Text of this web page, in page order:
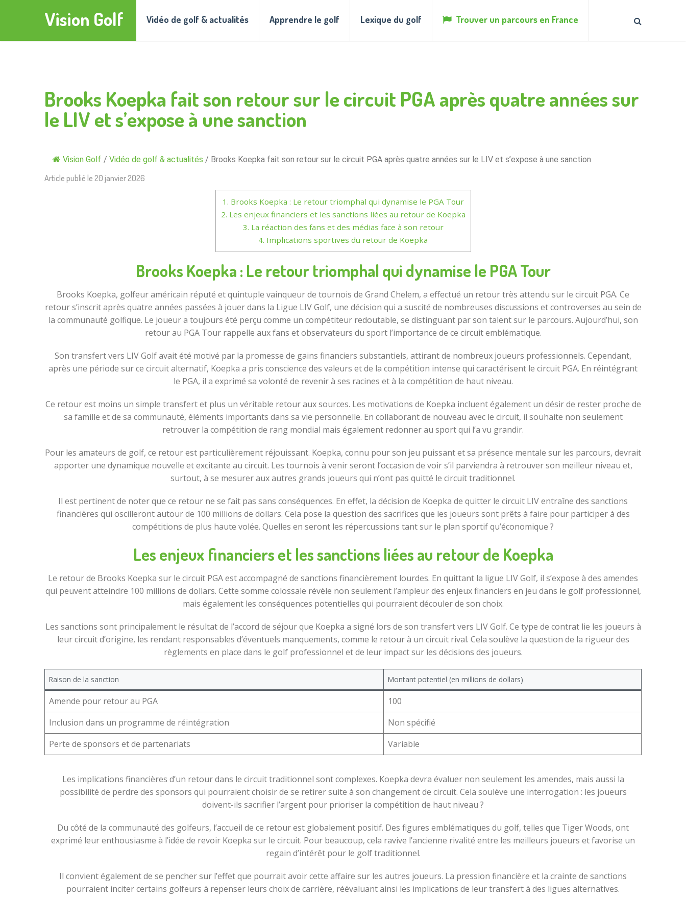
Vision Golf Vidéo de golf & actualités Apprendre le golf Lexique du golf Trouver un parcours en France
Brooks Koepka fait son retour sur le circuit PGA après quatre années sur
le LIV et s’expose à une sanction
Vision Golf / Vidéo de golf & actualités / Brooks Koepka fait son retour sur le circuit PGA après quatre années sur le LIV et s’expose à une sanction
Article publié le 20 janvier 2026
1. Brooks Koepka : Le retour triomphal qui dynamise le PGA Tour
2. Les enjeux financiers et les sanctions liées au retour de Koepka
3. La réaction des fans et des médias face à son retour
4. Implications sportives du retour de Koepka
Brooks Koepka : Le retour triomphal qui dynamise le PGA Tour
Brooks Koepka, golfeur américain réputé et quintuple vainqueur de tournois de Grand Chelem, a effectué un retour très attendu sur le circuit PGA. Ce
retour s’inscrit après quatre années passées à jouer dans la Ligue LIV Golf, une décision qui a suscité de nombreuses discussions et controverses au sein de
la communauté golfique. Le joueur a toujours été perçu comme un compétiteur redoutable, se distinguant par son talent sur le parcours. Aujourd’hui, son
retour au PGA Tour rappelle aux fans et observateurs du sport l’importance de ce circuit emblématique.
Son transfert vers LIV Golf avait été motivé par la promesse de gains financiers substantiels, attirant de nombreux joueurs professionnels. Cependant,
après une période sur ce circuit alternatif, Koepka a pris conscience des valeurs et de la compétition intense qui caractérisent le circuit PGA. En réintégrant
le PGA, il a exprimé sa volonté de revenir à ses racines et à la compétition de haut niveau.
Ce retour est moins un simple transfert et plus un véritable retour aux sources. Les motivations de Koepka incluent également un désir de rester proche de
sa famille et de sa communauté, éléments importants dans sa vie personnelle. En collaborant de nouveau avec le circuit, il souhaite non seulement
retrouver la compétition de rang mondial mais également redonner au sport qui l’a vu grandir.
Pour les amateurs de golf, ce retour est particulièrement réjouissant. Koepka, connu pour son jeu puissant et sa présence mentale sur les parcours, devrait
apporter une dynamique nouvelle et excitante au circuit. Les tournois à venir seront l’occasion de voir s’il parviendra à retrouver son meilleur niveau et,
surtout, à se mesurer aux autres grands joueurs qui n’ont pas quitté le circuit traditionnel.
Il est pertinent de noter que ce retour ne se fait pas sans conséquences. En effet, la décision de Koepka de quitter le circuit LIV entraîne des sanctions
financières qui oscilleront autour de 100 millions de dollars. Cela pose la question des sacrifices que les joueurs sont prêts à faire pour participer à des
compétitions de plus haute volée. Quelles en seront les répercussions tant sur le plan sportif qu’économique ?
Les enjeux financiers et les sanctions liées au retour de Koepka
Le retour de Brooks Koepka sur le circuit PGA est accompagné de sanctions financièrement lourdes. En quittant la ligue LIV Golf, il s’expose à des amendes
qui peuvent atteindre 100 millions de dollars. Cette somme colossale révèle non seulement l’ampleur des enjeux financiers en jeu dans le golf professionnel,
mais également les conséquences potentielles qui pourraient découler de son choix.
Les sanctions sont principalement le résultat de l’accord de séjour que Koepka a signé lors de son transfert vers LIV Golf. Ce type de contrat lie les joueurs à
leur circuit d’origine, les rendant responsables d’éventuels manquements, comme le retour à un circuit rival. Cela soulève la question de la rigueur des
règlements en place dans le golf professionnel et de leur impact sur les décisions des joueurs.
Raison de la sanction Montant potentiel (en millions de dollars)
Amende pour retour au PGA
100
Inclusion dans un programme de réintégration
Non spécifié
Perte de sponsors et de partenariats
Variable
Les implications financières d’un retour dans le circuit traditionnel sont complexes. Koepka devra évaluer non seulement les amendes, mais aussi la
possibilité de perdre des sponsors qui pourraient choisir de se retirer suite à son changement de circuit. Cela soulève une interrogation : les joueurs
doivent-ils sacrifier l’argent pour prioriser la compétition de haut niveau ?
Du côté de la communauté des golfeurs, l’accueil de ce retour est globalement positif. Des figures emblématiques du golf, telles que Tiger Woods, ont
exprimé leur enthousiasme à l’idée de revoir Koepka sur le circuit. Pour beaucoup, cela ravive l’ancienne rivalité entre les meilleurs joueurs et favorise un
regain d’intérêt pour le golf traditionnel.
Il convient également de se pencher sur l’effet que pourrait avoir cette affaire sur les autres joueurs. La pression financière et la crainte de sanctions
pourraient inciter certains golfeurs à repenser leurs choix de carrière, réévaluant ainsi les implications de leur transfert à des ligues alternatives.